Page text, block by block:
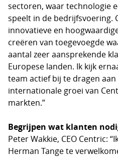
sectoren, waar technologie
speelt in de bedrijfsvoering.
innovatieve en
creëren van toegevoegde
aantal zeer aansprekende
Europese landen. Ik kijk
team actief bij te dragen
internationale groei van
markten.”
Begrijpen wat klanten
Peter Wakkie, CEO Centric:
Herman Tange te